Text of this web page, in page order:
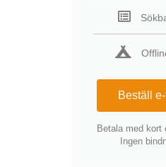
Beställ
Betala med kort
Ingen